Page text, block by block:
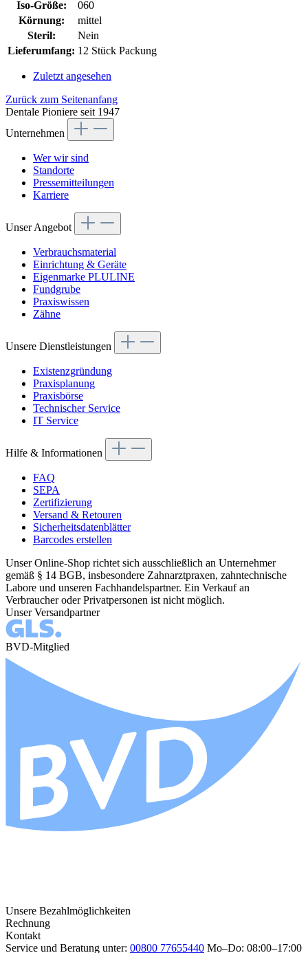
Iso-Größe:
060
Körnung:
mittel
Steril:
Nein
Lieferumfang: 12 Stück Packung
Zuletzt angesehen
Zurück zum Seitenanfang
Dentale Pioniere seit 1947
Unternehmen
Wer wir sind
Standorte
Pressemitteilungen
Karriere
Unser Angebot
Verbrauchsmaterial
Einrichtung & Geräte
Eigenmarke PLULINE
Fundgrube
Praxiswissen
Zähne
Unsere Dienstleistungen
Existenzgründung
Praxisplanung
Praxisbörse
Technischer Service
IT Service
Hilfe & Informationen
FAQ
SEPA
Zertifizierung
Versand & Retouren
Sicherheitsdatenblätter
Barcodes erstellen
Unser Online-Shop richtet sich ausschließlich an Unternehmer
gemäß § 14 BGB, insbesondere Zahnarztpraxen, zahntechnische
Labore und unseren Fachhandelspartner. Ein Verkauf an
Verbraucher oder Privatpersonen ist nicht möglich.
Unser Versandpartner
BVD-Mitglied
Unsere Bezahlmöglichkeiten
Rechnung
Kontakt
Service und Beratung unter: 00800 77655440 Mo–Do: 08:00–17:00